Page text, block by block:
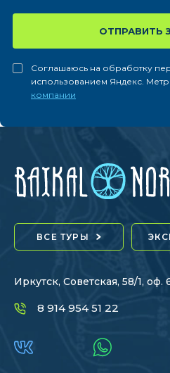
ОТПРАВИТЬ
Соглашаюсь на обработку
использованием Яндекс.
компании
ВСЕ ТУРЫ
Иркутск, Советская, 58/1, оф.
8 914 954 51 22